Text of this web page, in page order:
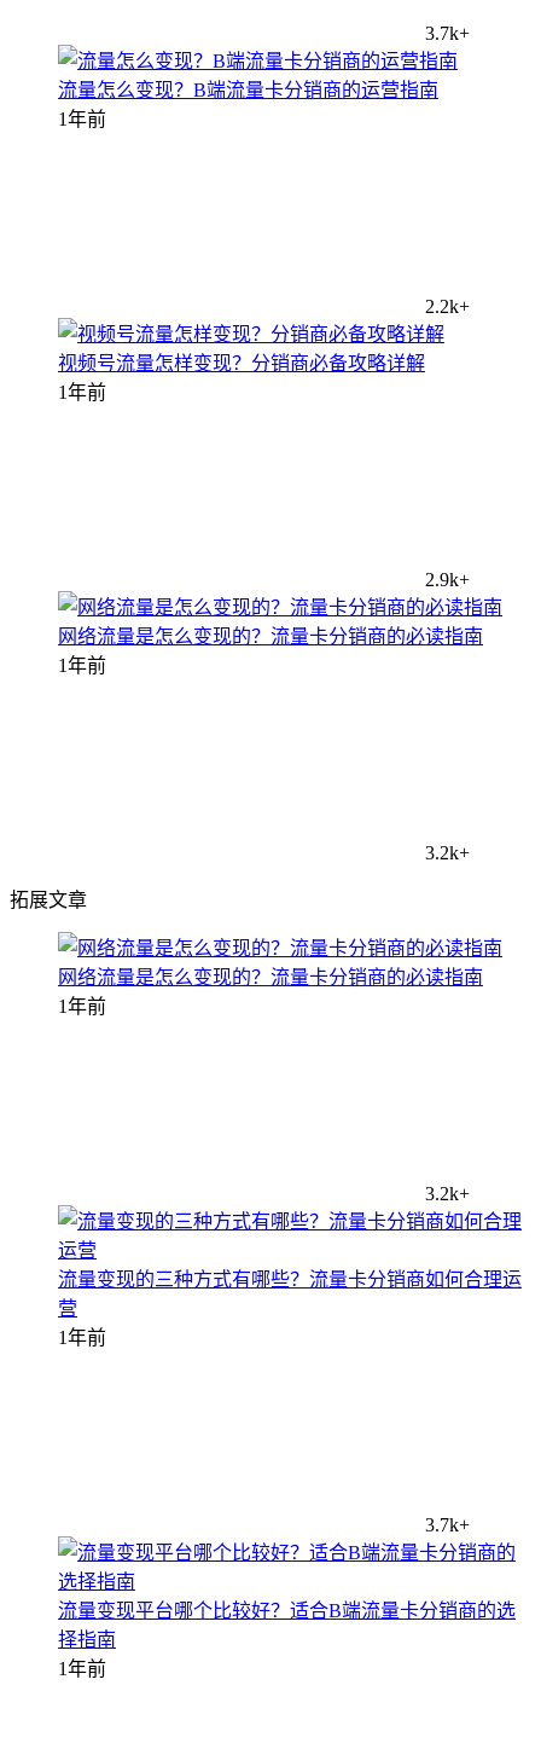
3.7k+
流量怎么变现？B端流量卡分销商的运营指南
1年前
2.2k+
视频号流量怎样变现？分销商必备攻略详解
1年前
2.9k+
网络流量是怎么变现的？流量卡分销商的必读指南
1年前
3.2k+
拓展文章
网络流量是怎么变现的？流量卡分销商的必读指南
1年前
3.2k+
流量变现的三种方式有哪些？流量卡分销商如何合理运
营
1年前
3.7k+
流量变现平台哪个比较好？适合B端流量卡分销商的选
择指南
1年前